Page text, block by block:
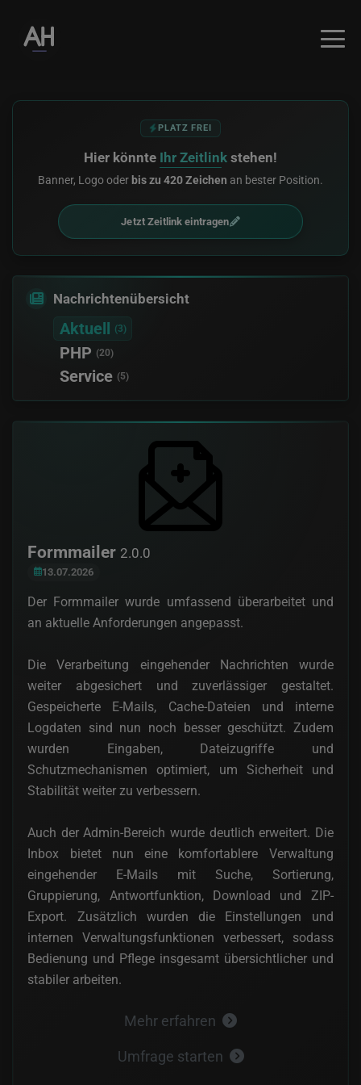
PLATZ FREI
Hier könnte Ihr Zeitlink stehen!
Banner, Logo oder bis zu 420 Zeichen an bester Position.
Jetzt Zeitlink eintragen
Nachrichtenübersicht
Aktuell (3)
PHP (20)
Service (5)
Formmailer 2.0.0
13.07.2026
Der Formmailer wurde umfassend überarbeitet und
an aktuelle Anforderungen angepasst.
Die Verarbeitung eingehender Nachrichten wurde
weiter abgesichert und zuverlässiger gestaltet.
Gespeicherte E-Mails, Cache-Dateien und interne
Logdaten sind nun noch besser geschützt. Zudem
wurden Eingaben, Dateizugriffe und
Schutzmechanismen optimiert, um Sicherheit und
Stabilität weiter zu verbessern.
Auch der Admin-Bereich wurde deutlich erweitert. Die
Inbox bietet nun eine komfortablere Verwaltung
eingehender E-Mails mit Suche, Sortierung,
Gruppierung, Antwortfunktion, Download und ZIP-
Export. Zusätzlich wurden die Einstellungen und
internen Verwaltungsfunktionen verbessert, sodass
Bedienung und Pflege insgesamt übersichtlicher und
stabiler arbeiten.
Mehr erfahren
Umfrage starten